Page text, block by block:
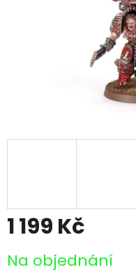
1 199 Kč
cena:
Na objednání